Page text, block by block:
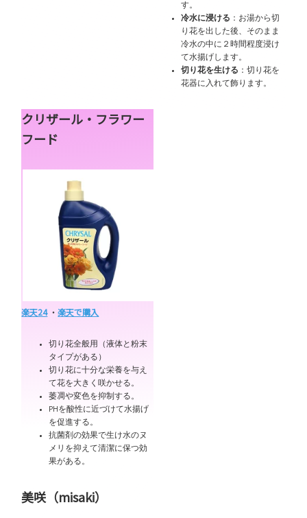
す。
冷水に浸ける ：お湯から切
り花を出した後、そのまま
冷水の中に２時間程度浸け
て水揚げします。
切り花を生ける ：切り花を
花器に入れて飾ります。
クリザール・フラワー
フード
楽天24・楽天で購入
切り花全般用（液体と粉末
タイプがある）
切り花に十分な栄養を与え
て花を大きく咲かせる。
萎凋や変色を抑制する。
PHを酸性に近づけて水揚げ
を促進する。
抗菌剤の効果で生け水のヌ
メリを抑えて清潔に保つ効
果がある。
美咲（misaki）